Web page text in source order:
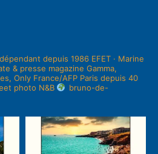
depuis 1986 EFET · Marine
& presse magazine Gamma,
Only France/AFP Paris depuis 40
photo N&B
bruno-de-